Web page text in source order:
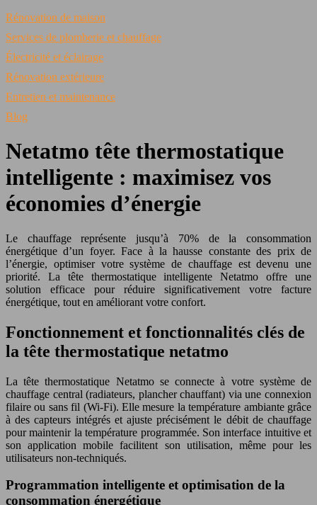
Rénovation de maison
Services de plomberie et chauffage
Électricité et éclairage
Rénovation extérieure
Entretien et maintenance
Blog
Netatmo tête thermostatique
intelligente : maximisez vos
économies d’énergie
Le chauffage représente jusqu’à 70% de la consommation
énergétique d’un foyer. Face à la hausse constante des prix de
l’énergie, optimiser votre système de chauffage est devenu une
priorité. La tête thermostatique intelligente Netatmo offre une
solution efficace pour réduire significativement votre facture
énergétique, tout en améliorant votre confort.
Fonctionnement et fonctionnalités clés de
la tête thermostatique netatmo
La tête thermostatique Netatmo se connecte à votre système de
chauffage central (radiateurs, plancher chauffant) via une connexion
filaire ou sans fil (Wi-Fi). Elle mesure la température ambiante grâce
à des capteurs intégrés et ajuste précisément le débit de chauffage
pour maintenir la température programmée. Son interface intuitive et
son application mobile facilitent son utilisation, même pour les
utilisateurs non-techniqués.
Programmation intelligente et optimisation de la
consommation énergétique